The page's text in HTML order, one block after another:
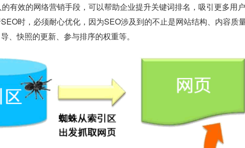
有效的网络营销手段，可以帮助企业提升关键词排名，吸引更多用
时，必须耐心优化，因为SEO涉及到的不止是网站结构、内容质
、快照的更新、参与排序的权重等。